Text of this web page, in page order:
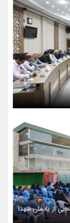
از یادمان شهدا